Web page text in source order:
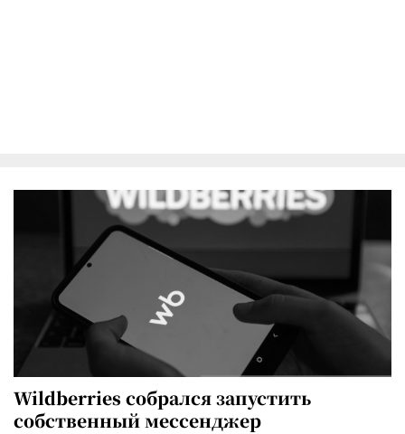
Wildberries собрался запустить
собственный мессенджер